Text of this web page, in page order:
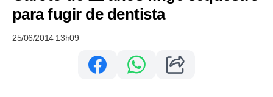
para fugir de dentista
25/06/2014 13h09